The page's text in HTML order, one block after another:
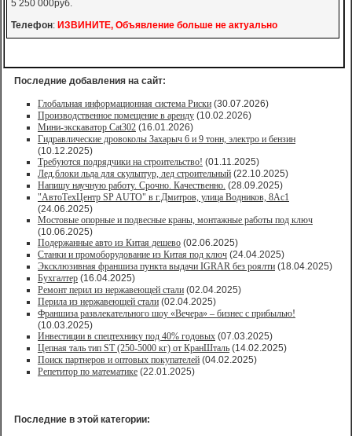
5 250 000руб.
Телефон: ИЗВИНИТЕ, Объявление больше не актуально
Последние добавления на сайт:
Глобальная информационная система Риски (30.07.2026)
Производственное помещение в аренду (10.02.2026)
Мини-экскаватор Cat302 (16.01.2026)
Гидравлические дровоколы Захарыч 6 и 9 тонн, электро и бензин
(10.12.2025)
Требуются подрядчики на строительство! (01.11.2025)
Лед,блоки льда для скульптур, лед строительный (22.10.2025)
Напишу научную работу. Срочно. Качественно. (28.09.2025)
"АвтоТехЦентр SP AUTO" в г.Дмитров, улица Водников, 8Ас1
(24.06.2025)
Мостовые опорные и подвесные краны, монтажные работы под ключ
(10.06.2025)
Подержанные авто из Китая дешево (02.06.2025)
Станки и промоборудование из Китая под ключ (24.04.2025)
Эксклюзивная франшиза пункта выдачи IGRAR без роялти (18.04.2025)
Бухгалтер (16.04.2025)
Ремонт перил из нержавеющей стали (02.04.2025)
Перила из нержавеющей стали (02.04.2025)
Франшиза развлекательного шоу «Вечера» – бизнес с прибылью!
(10.03.2025)
Инвестиции в спецтехнику под 40% годовых (07.03.2025)
Цепная таль тип ST (250-5000 кг) от КранШталь (14.02.2025)
Поиск партнеров и оптовых покупателей (04.02.2025)
Репетитор по математике (22.01.2025)
Последние в этой категории: